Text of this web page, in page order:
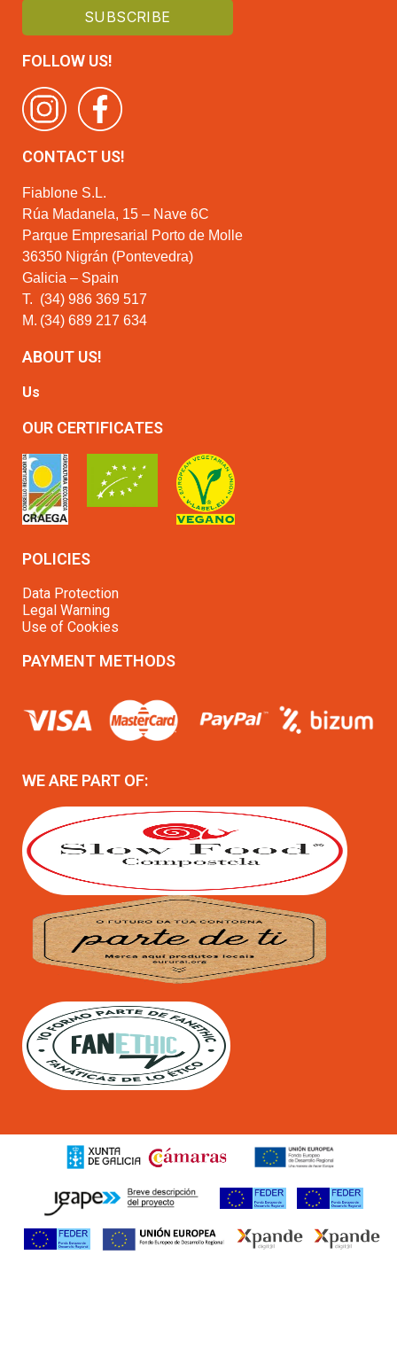
FOLLOW US!
CONTACT US!
Fiablone S.L.
Rúa Madanela, 15 – Nave 6C
Parque Empresarial Porto de Molle
36350 Nigrán (Pontevedra)
Galicia – Spain
T. (34) 986 369 517
M. (34) 689 217 634
ABOUT US!
Us
OUR CERTIFICATES
POLICIES
Data Protection
Legal Warning
Use of Cookies
PAYMENT METHODS
WE ARE PART OF: